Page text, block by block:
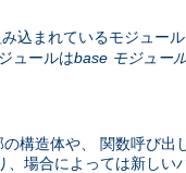
込まれているモジュー
ュールはbase モジュー
構造体や、 関数呼び出
場合によっては新しい